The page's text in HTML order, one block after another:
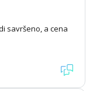
savršeno, a cena